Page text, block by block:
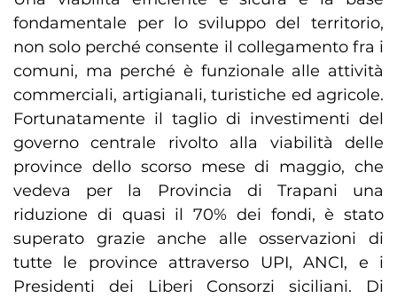
fondamentale per lo sviluppo del territorio,
non solo perché consente il collegamento fra i
comuni, ma perché è funzionale alle attività
commerciali, artigianali, turistiche ed agricole.
Fortunatamente il taglio di investimenti del
governo centrale rivolto alla viabilità delle
province dello scorso mese di maggio, che
vedeva per la Provincia di Trapani una
riduzione di quasi il 70% dei fondi, è stato
superato grazie anche alle osservazioni di
tutte le province attraverso UPI, ANCI, e i
Presidenti dei Liberi Consorzi siciliani. Di